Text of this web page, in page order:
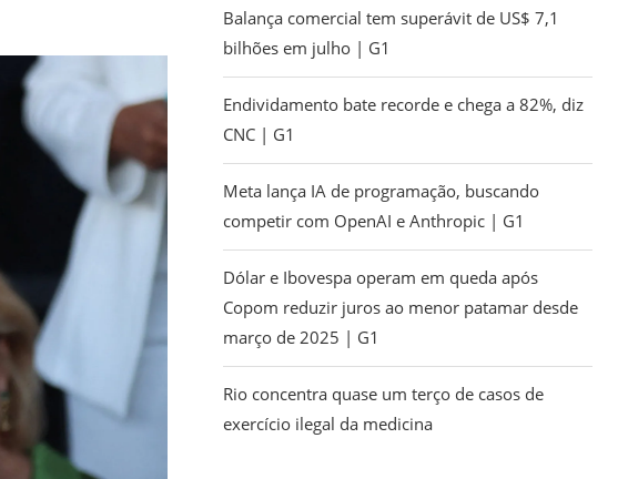
Balança comercial tem superávit de US$ 7,1
bilhões em julho | G1
Endividamento bate recorde e chega a 82%, diz
CNC | G1
Meta lança IA de programação, buscando
competir com OpenAI e Anthropic | G1
Dólar e Ibovespa operam em queda após
Copom reduzir juros ao menor patamar desde
março de 2025 | G1
Rio concentra quase um terço de casos de
exercício ilegal da medicina